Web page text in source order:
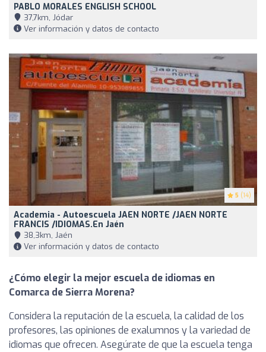
PABLO MORALES ENGLISH SCHOOL
37,7km, Jódar
Ver información y datos de contacto
5 (14)
Academia - Autoescuela JAEN NORTE /JAEN NORTE
FRANCIS /IDIOMAS.En Jaén
38,3km, Jaén
Ver información y datos de contacto
¿Cómo elegir la mejor escuela de idiomas en
Comarca de Sierra Morena?
Considera la reputación de la escuela, la calidad de los
profesores, las opiniones de exalumnos y la variedad de
idiomas que ofrecen. Asegúrate de que la escuela tenga